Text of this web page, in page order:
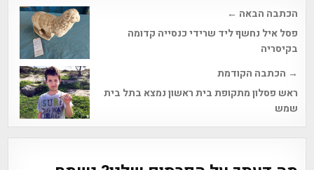
Post
navigation
הכתבה הבאה ←
פסל איל נחשף ליד שרידי כנסייה קדומה
בקיסריה
→ הכתבה הקודמת
ראש פסלון מתקופת בית ראשון נמצא בתל בית
שמש